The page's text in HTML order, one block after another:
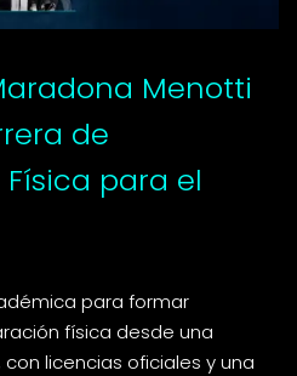
Menotti
de
para el
para formar
física desde una
licencias oficiales y una